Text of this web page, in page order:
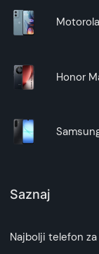
Honor
Saznaj
Najbolji telefon